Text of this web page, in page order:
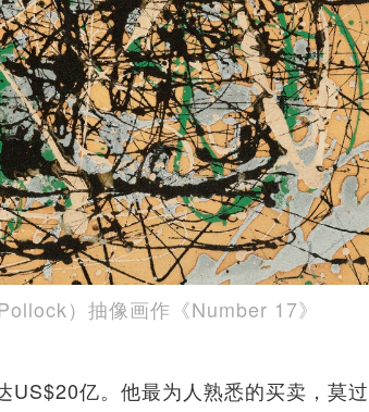
）抽像画作《Number 17》
US$20亿。他最为人熟悉的买卖，莫